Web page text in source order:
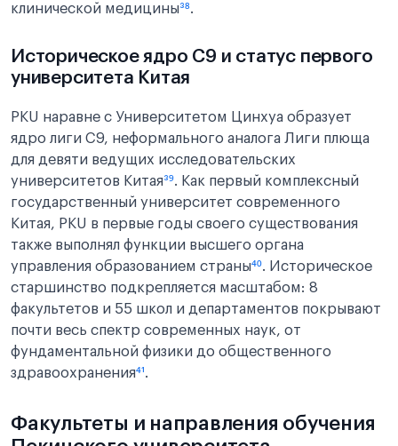
клинической медицины³⁸.
Историческое ядро C9 и статус первого
университета Китая
PKU наравне с Университетом Цинхуа образует
ядро лиги C9, неформального аналога Лиги плюща
для девяти ведущих исследовательских
университетов Китая³⁹. Как первый комплексный
государственный университет современного
Китая, PKU в первые годы своего существования
также выполнял функции высшего органа
управления образованием страны⁴⁰. Историческое
старшинство подкрепляется масштабом: 8
факультетов и 55 школ и департаментов покрывают
почти весь спектр современных наук, от
фундаментальной физики до общественного
здравоохранения⁴¹.
Факультеты и направления обучения